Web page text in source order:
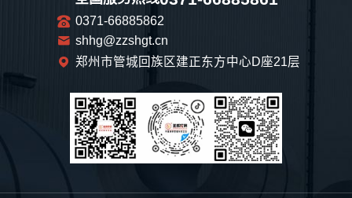
0371-66885862
shhg@zzshgt.cn
郑州市管城回族区建正东方中心D座21层